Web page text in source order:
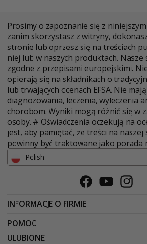
Prosimy o zapoznanie się z niniejszym
zanim skorzystasz z witryny,
stronie lub oprzesz się na treściach
niej lub w naszych produktach. Nasze
zgodne z przepisami europejskimi.
opierają się na składnikach o
lub trwających ocenach EFSA. Nie
diagnozowania, leczenia, wyleczenia
chorobom. Wyniki mogą różnić się w
osoby. # Oświadczenia oczekują na
jest, aby pamiętać, że treści na naszej
powinny być traktowane jako porada
Polish
FacebookYoutubeInstagram
INFORMACJE O FIRMIE
POMOC
ULUBIONE